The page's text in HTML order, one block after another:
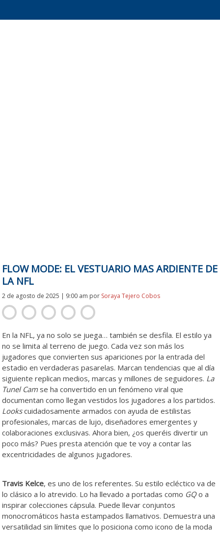
FLOW MODE: EL VESTUARIO MAS ARDIENTE DE
LA NFL
2 de agosto de 2025 | 9:00 am por Soraya Tejero Cobos
En la NFL, ya no solo se juega… también se desfila. El estilo ya
no se limita al terreno de juego. Cada vez son más los
jugadores que convierten sus apariciones por la entrada del
estadio en verdaderas pasarelas. Marcan tendencias que al día
siguiente replican medios, marcas y millones de seguidores. La
Tunel Cam se ha convertido en un fenómeno viral que
documentan como llegan vestidos los jugadores a los partidos.
Lookscuidadosamente armados con ayuda de estilistas
profesionales, marcas de lujo, diseñadores emergentes y
colaboraciones exclusivas. Ahora bien, ¿os queréis divertir un
poco más? Pues presta atención que te voy a contar las
excentricidades de algunos jugadores.
Travis Kelce, es uno de los referentes. Su estilo ecléctico va de
lo clásico a lo atrevido. Lo ha llevado a portadas como GQo a
inspirar colecciones cápsula. Puede llevar conjuntos
monocromáticos hasta estampados llamativos. Demuestra una
versatilidad sin límites que lo posiciona como icono de la moda